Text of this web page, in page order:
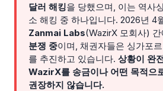
달러 해킹을 당했으며, 이는 역사
소 해킹 중 하나입니다. 2026년 4
Zanmai Labs(WazirX 모회사) 간
분쟁 중이며, 채권자들은 싱가포
를 추진하고 있습니다. 상황이 완
WazirX를 송금이나 어떤 목적으
권장하지 않습니다.